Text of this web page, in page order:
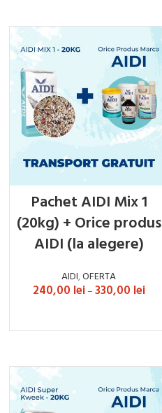
Pachet AIDI Mix 1
(20kg) + Orice produs
AIDI (la alegere)
AIDI,OFERTA
240,00 lei–330,00 lei